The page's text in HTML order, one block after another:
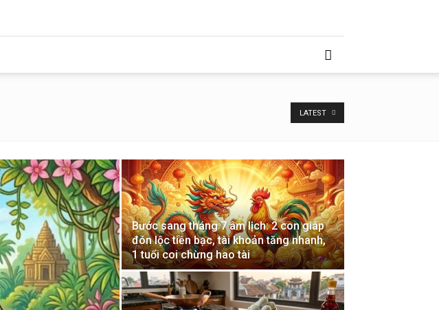
LATEST
Bước sang tháng 7 âm lịch: 2 con giáp
đón lộc tiền bạc, tài khoản tăng nhanh,
1 tuổi coi chừng hao tài